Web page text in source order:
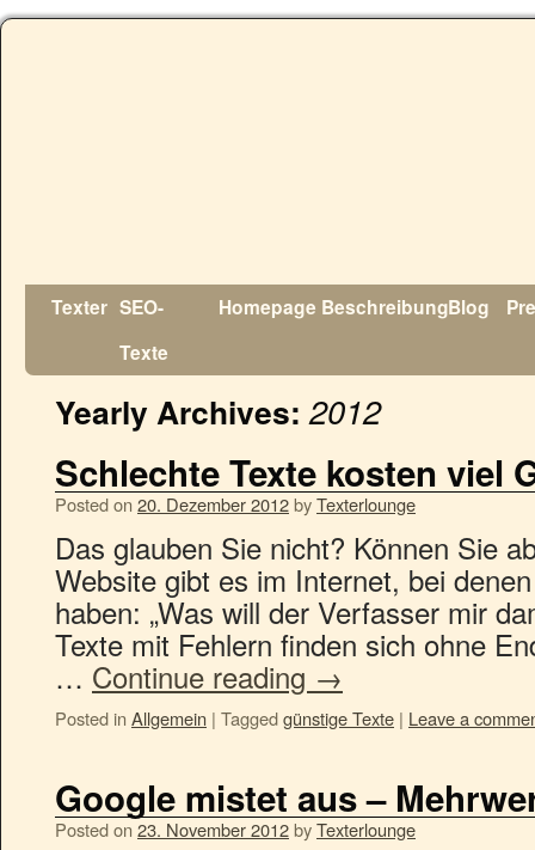
Texter SEO-
Texte
Homepage BeschreibungBlog
Yearly Archives:2012
Schlechte Texte kosten viel
Posted on 20. Dezember 2012byTexterlounge
Das glauben Sie nicht? Können Sie
Website gibt es im Internet, bei
haben: „Was will der Verfasser mir
Texte mit Fehlern finden sich ohne
… Continue reading →
Posted in Allgemein | Taggedgünstige Texte | Leave a
Google mistet aus –
Posted on 23. November 2012byTexterlounge